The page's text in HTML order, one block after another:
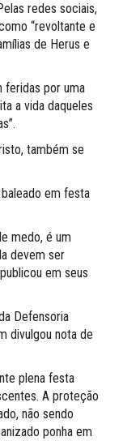
redes sociais,
“revoltante e
de Herus e
feridas por uma
a vida daqueles
também se
em festa
medo, é um
devem ser
em seus
Defensoria
divulgou nota de
plena festa
A proteção
não sendo
ponha em